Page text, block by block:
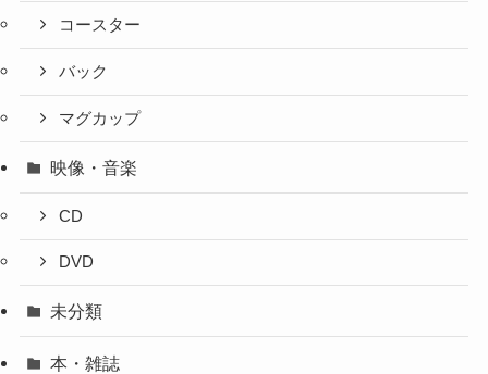
コースター
バック
マグカップ
映像・音楽
CD
DVD
未分類
本・雑誌